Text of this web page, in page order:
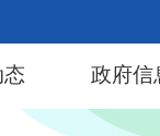
政府信